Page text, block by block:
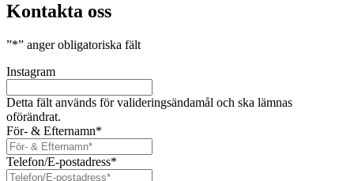
Kontakta oss
”*” anger obligatoriska fält
Instagram
Detta fält används för valideringsändamål och ska lämnas
oförändrat.
För- & Efternamn*
Telefon/E-postadress*